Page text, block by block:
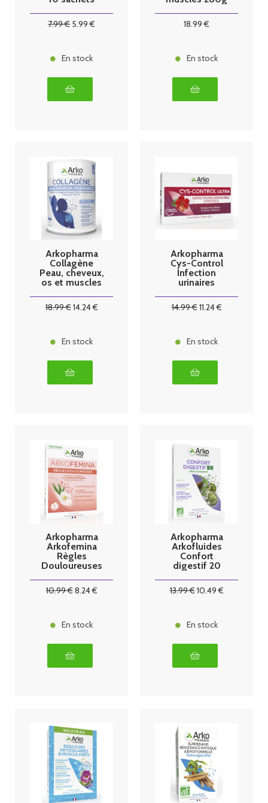
7.99€ 5.99 €
En stock
18.99 €
En stock
Arkopharma
Collagène
Peau, cheveux,
os et muscles
18.99€14.24€
En stock
Arkopharma
Cys-Control
Infection
urinaires
14.99€11.24€
En stock
Arkopharma
Arkofemina
Règles
Douloureuses
10.99€8.24€
En stock
Arkopharma
Arkofluides
Confort
digestif 20
13.99€10.49€
En stock